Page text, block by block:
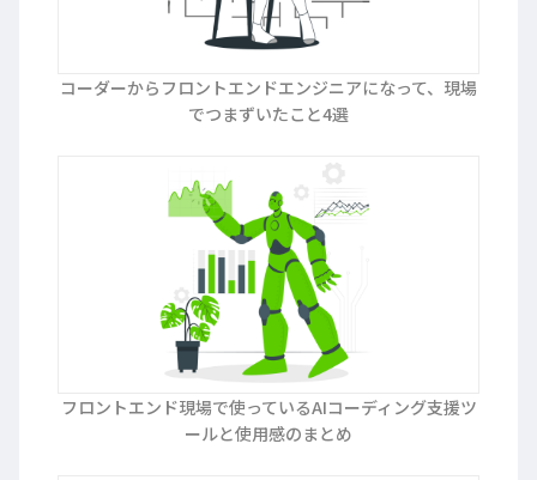
コーダーからフロントエンドエンジニアになって、現場
でつまずいたこと4選
フロントエンド現場で使っているAIコーディング支援ツ
ールと使用感のまとめ